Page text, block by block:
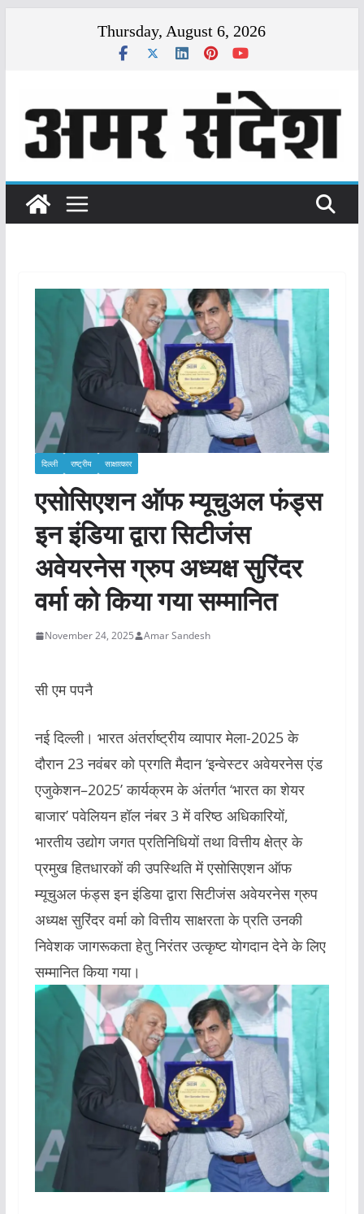
Thursday, August 6, 2026
दिल्ली राष्ट्रीय साक्षात्कार
एसोसिएशन ऑफ म्यूचुअल फंड्स
इन इंडिया द्वारा सिटीजंस
अवेयरनेस ग्रुप अध्यक्ष सुरिंदर
वर्मा को किया गया सम्मानित
November 24, 2025 Amar Sandesh
सी एम पपनै
नई दिल्ली। भारत अंतर्राष्ट्रीय व्यापार मेला-2025 के
दौरान 23 नवंबर को प्रगति मैदान ‘इन्वेस्टर अवेयरनेस एंड
एजुकेशन–2025’ कार्यक्रम के अंतर्गत ‘भारत का शेयर
बाजार’ पवेलियन हॉल नंबर 3 में वरिष्ठ अधिकारियों,
भारतीय उद्योग जगत प्रतिनिधियों तथा वित्तीय क्षेत्र के
प्रमुख हितधारकों की उपस्थिति में एसोसिएशन ऑफ
म्यूचुअल फंड्स इन इंडिया द्वारा सिटीजंस अवेयरनेस ग्रुप
अध्यक्ष सुरिंदर वर्मा को वित्तीय साक्षरता के प्रति उनकी
निवेशक जागरूकता हेतु निरंतर उत्कृष्ट योगदान देने के लिए
सम्मानित किया गया।